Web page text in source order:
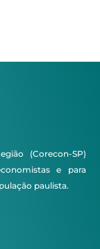
(Corecon-SP)
e para
paulista.